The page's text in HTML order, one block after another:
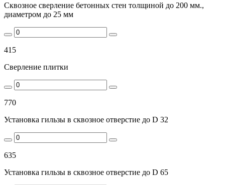
Сквозное сверление бетонных стен толщиной до 200 мм.,
диаметром до 25 мм
415
Сверление плитки
770
Установка гильзы в сквозное отверстие до D 32
635
Установка гильзы в сквозное отверстие до D 65